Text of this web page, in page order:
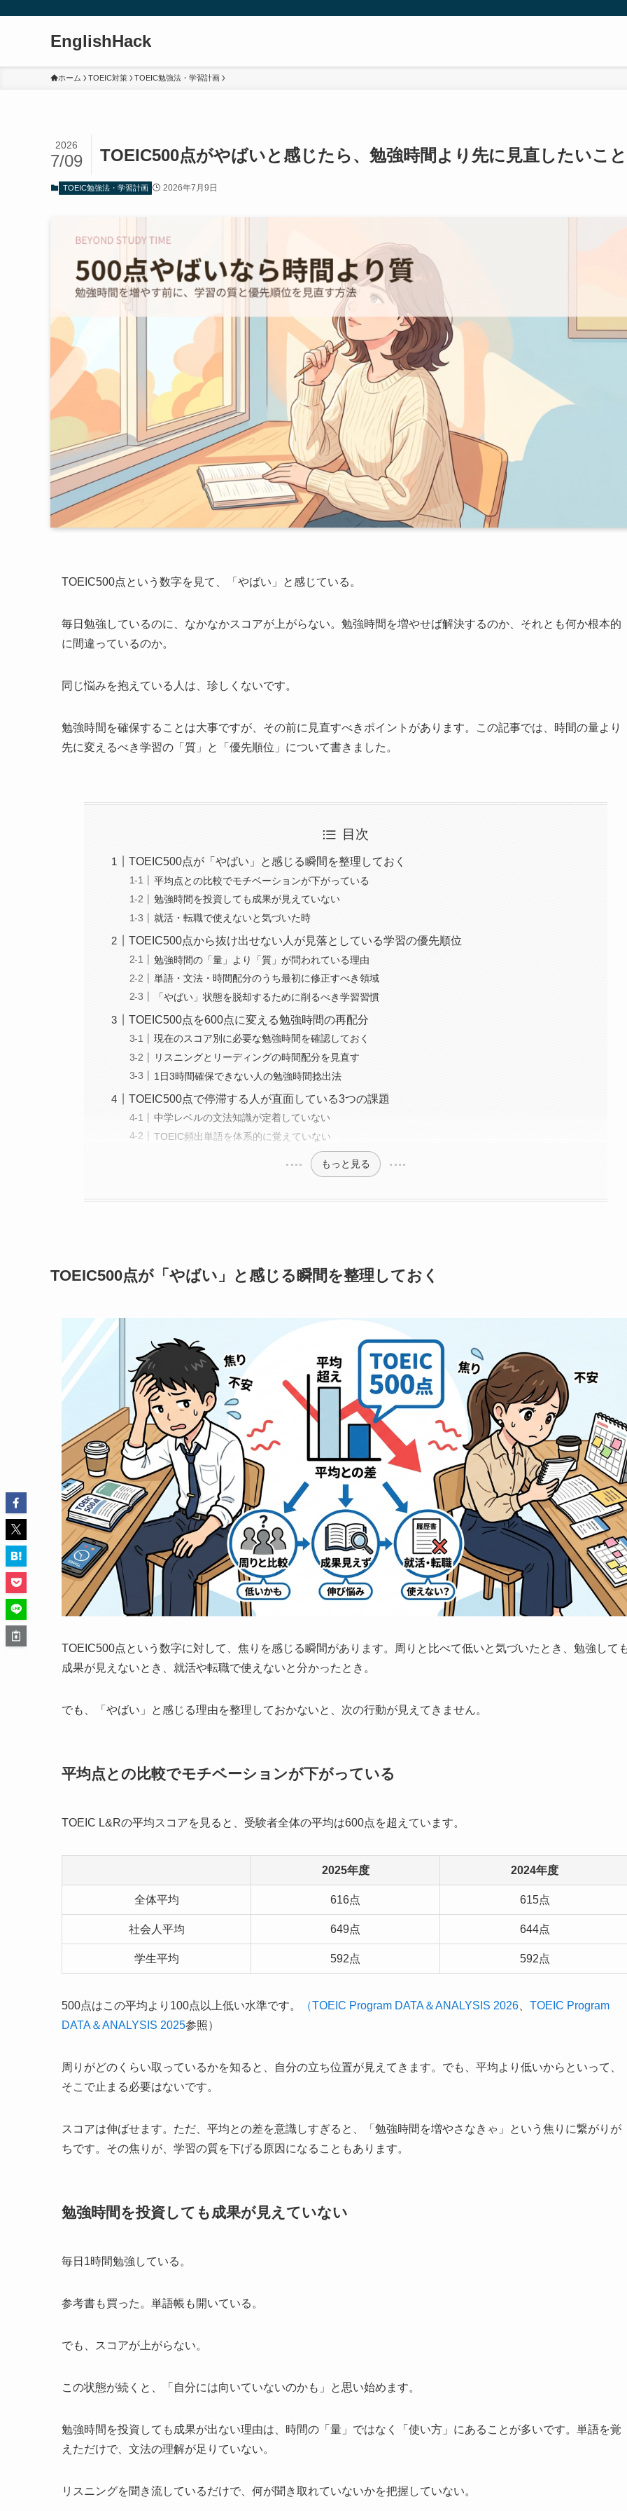
EnglishHack
ホーム TOEIC対策 TOEIC勉強法・学習計画
TOEIC500点がやばいと感じたら、勉強時間より先に見直したいこと
2026
7/09
TOEIC勉強法・学習計画 2026年7月9日
TOEIC500点という数字を見て、「やばい」と感じている。
毎日勉強しているのに、なかなかスコアが上がらない。勉強時間を増やせば解決するのか、それとも何か根本的
に間違っているのか。
同じ悩みを抱えている人は、珍しくないです。
勉強時間を確保することは大事ですが、その前に見直すべきポイントがあります。この記事では、時間の量より
先に変えるべき学習の「質」と「優先順位」について書きました。
目次
TOEIC500点が「やばい」と感じる瞬間を整理しておく
平均点との比較でモチベーションが下がっている
勉強時間を投資しても成果が見えていない
就活・転職で使えないと気づいた時
TOEIC500点から抜け出せない人が見落としている学習の優先順位
勉強時間の「量」より「質」が問われている理由
単語・文法・時間配分のうち最初に修正すべき領域
「やばい」状態を脱却するために削るべき学習習慣
TOEIC500点を600点に変える勉強時間の再配分
現在のスコア別に必要な勉強時間を確認しておく
リスニングとリーディングの時間配分を見直す
1日3時間確保できない人の勉強時間捻出法
TOEIC500点で停滞する人が直面している3つの課題
中学レベルの文法知識が定着していない
TOEIC頻出単語を体系的に覚えていない
もっと見る
TOEIC500点が「やばい」と感じる瞬間を整理しておく
TOEIC500点という数字に対して、焦りを感じる瞬間があります。周りと比べて低いと気づいたとき、勉強して
成果が見えないとき、就活や転職で使えないと分かったとき。
でも、「やばい」と感じる理由を整理しておかないと、次の行動が見えてきません。
平均点との比較でモチベーションが下がっている
TOEIC L&Rの平均スコアを見ると、受験者全体の平均は600点を超えています。
2025年度 2024年度
全体平均 616点 615点
社会人平均 649点 644点
学生平均 592点 592点
500点はこの平均より100点以上低い水準です。 （TOEIC Program DATA＆ANALYSIS 2026
TOEIC Program
DATA＆ANALYSIS 2025参照）
周りがどのくらい取っているかを知ると、自分の立ち位置が見えてきます。でも、平均より低いからといって、
そこで止まる必要はないです。
スコアは伸ばせます。ただ、平均との差を意識しすぎると、「勉強時間を増やさなきゃ」という焦りに繋がりが
ちです。その焦りが、学習の質を下げる原因になることもあります。
勉強時間を投資しても成果が見えていない
毎日1時間勉強している。
参考書も買った。単語帳も開いている。
でも、スコアが上がらない。
この状態が続くと、「自分には向いていないのかも」と思い始めます。
勉強時間を投資しても成果が出ない理由は、時間の「量」ではなく「使い方」にあることが多いです。単語を覚
えただけで、文法の理解が足りていない。
リスニングを聞き流しているだけで、何が聞き取れていないかを把握していない。